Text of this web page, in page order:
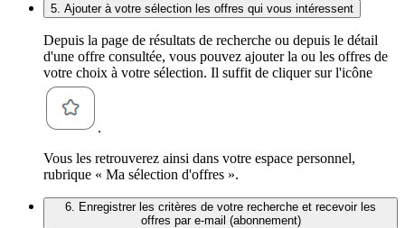
5. Ajouter à votre sélection les offres qui vous intéressent
Depuis la page de résultats de recherche ou depuis le détail
d'une offre consultée, vous pouvez ajouter la ou les offres de
votre choix à votre sélection. Il suffit de cliquer sur l'icône
.
Vous les retrouverez ainsi dans votre espace personnel,
rubrique « Ma sélection d'offres ».
6. Enregistrer les critères de votre recherche et recevoir les
offres par e-mail (abonnement)